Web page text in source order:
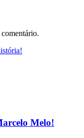
Melo!